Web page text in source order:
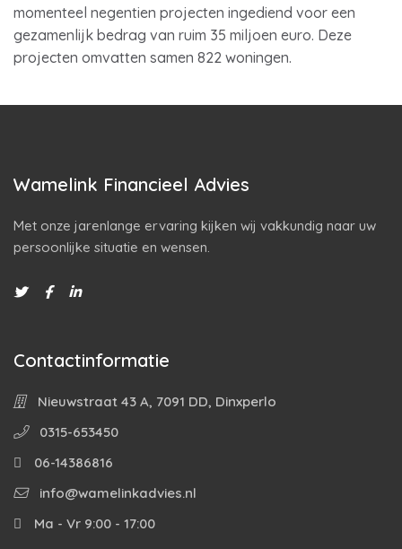
momenteel negentien projecten ingediend voor een
gezamenlijk bedrag van ruim 35 miljoen euro. Deze
projecten omvatten samen 822 woningen.
Wamelink Financieel Advies
Met onze jarenlange ervaring kijken wij vakkundig naar uw
persoonlijke situatie en wensen.
Contactinformatie
Nieuwstraat 43 A, 7091 DD, Dinxperlo
0315-653450
06-14386816
info@wamelinkadvies.nl
Ma - Vr 9:00 - 17:00